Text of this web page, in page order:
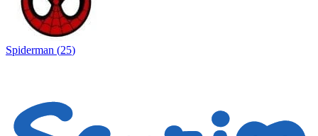
Spiderman (25)